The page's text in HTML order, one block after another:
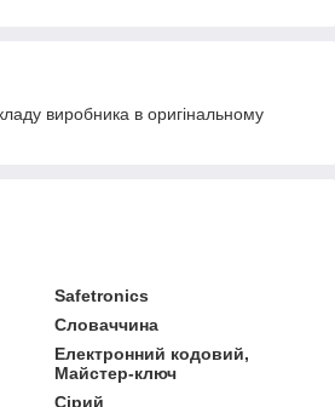
виробника в оригінальному
Safetronics
Словаччина
Електронний кодовий,
Майстер-ключ
Сірий